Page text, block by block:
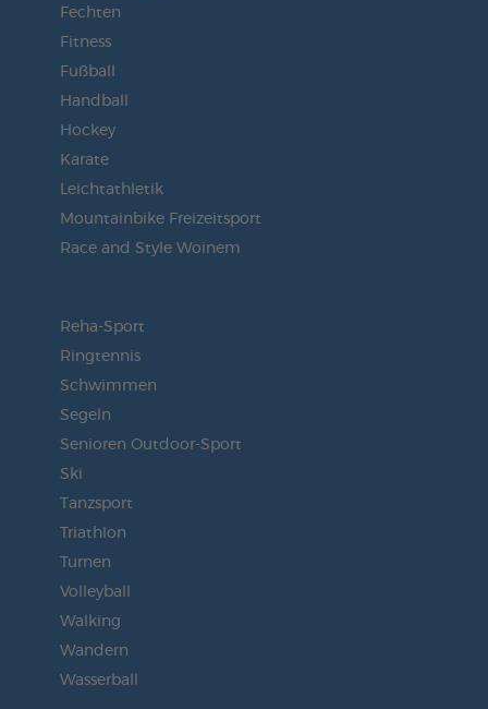
Fechten
Fitness
Fußball
Handball
Hockey
Karate
Leichtathletik
Mountainbike Freizeitsport
Race and Style Woinem
Reha-Sport
Ringtennis
Schwimmen
Segeln
Senioren Outdoor-Sport
Ski
Tanzsport
Triathlon
Turnen
Volleyball
Walking
Wandern
Wasserball